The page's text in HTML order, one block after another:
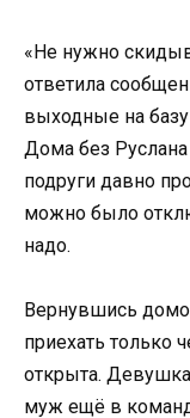
«Не нужно
ответила
выходные на базу
Дома без
подруги давно
можно было
надо.
Вернувшись
приехать только
открыта.
муж ещё в